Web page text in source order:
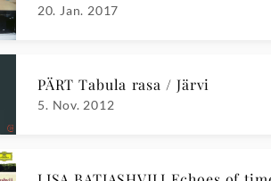
20. Jan. 2017
PÄRT Tabula rasa / Järvi
5. Nov. 2012